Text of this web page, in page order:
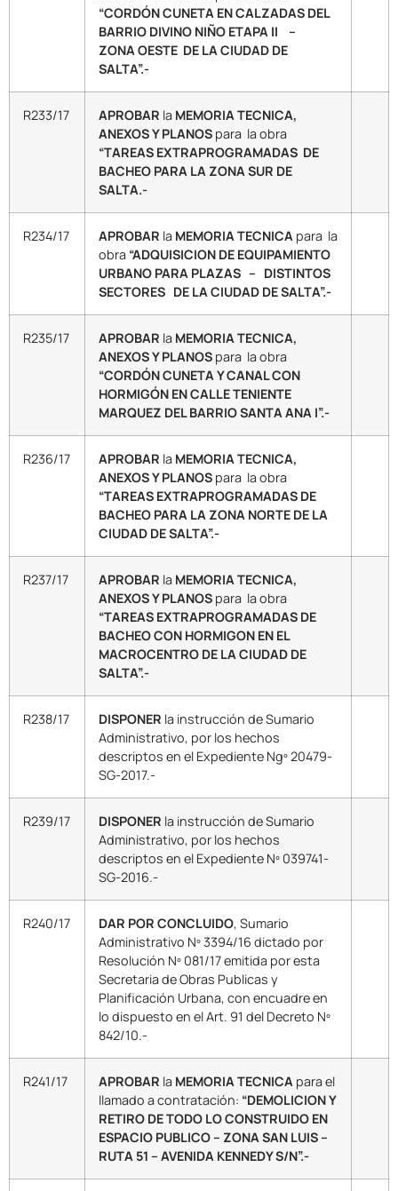
“CORDÓN CUNETA EN CALZADAS DEL
BARRIO DIVINO NIÑO ETAPA II –
ZONA OESTE DE LA CIUDAD DE
SALTA”.-
R233/17 APROBAR la MEMORIA TECNICA,
ANEXOS Y PLANOS para la obra
“TAREAS EXTRAPROGRAMADAS DE
BACHEO PARA LA ZONA SUR DE
SALTA.-
R234/17 APROBAR la MEMORIA TECNICA para la
obra “ADQUISICION DE EQUIPAMIENTO
URBANO PARA PLAZAS – DISTINTOS
SECTORES DE LA CIUDAD DE SALTA”.-
R235/17 APROBAR la MEMORIA TECNICA,
ANEXOS Y PLANOS para la obra
“CORDÓN CUNETA Y CANAL CON
HORMIGÓN EN CALLE TENIENTE
MARQUEZ DEL BARRIO SANTA ANA I”.-
R236/17 APROBAR la MEMORIA TECNICA,
ANEXOS Y PLANOS para la obra
“TAREAS EXTRAPROGRAMADAS DE
BACHEO PARA LA ZONA NORTE DE LA
CIUDAD DE SALTA”.-
R237/17 APROBAR la MEMORIA TECNICA,
ANEXOS Y PLANOS para la obra
“TAREAS EXTRAPROGRAMADAS DE
BACHEO CON HORMIGON EN EL
MACROCENTRO DE LA CIUDAD DE
SALTA”.-
R238/17 DISPONER la instrucción de Sumario
Administrativo, por los hechos
descriptos en el Expediente Ngº 20479-
SG-2017.-
R239/17 DISPONER la instrucción de Sumario
Administrativo, por los hechos
descriptos en el Expediente Nº 039741-
SG-2016.-
R240/17 DAR POR CONCLUIDO, Sumario
Administrativo Nº 3394/16 dictado por
Resolución Nº 081/17 emitida por esta
Secretaria de Obras Publicas y
Planificación Urbana, con encuadre en
lo dispuesto en el Art. 91 del Decreto Nº
842/10.-
R241/17 APROBAR la MEMORIA TECNICA para el
llamado a contratación: “DEMOLICION Y
RETIRO DE TODO LO CONSTRUIDO EN
ESPACIO PUBLICO – ZONA SAN LUIS –
RUTA 51 – AVENIDA KENNEDY S/N”.-